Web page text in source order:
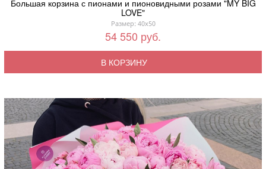
Большая корзина с пионами и пионовидными розами "MY BIG
LOVE"
Размер: 40x50
54 550 руб.
В КОРЗИНУ